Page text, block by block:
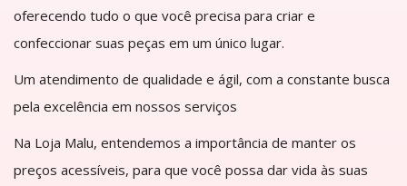
oferecendo tudo o que você precisa para criar e
confeccionar suas peças em um único lugar.
Um atendimento de qualidade e ágil, com a constante busca
pela excelência em nossos serviços
Na Loja Malu, entendemos a importância de manter os
preços acessíveis, para que você possa dar vida às suas